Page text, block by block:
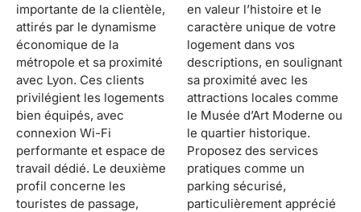
importante de la clientèle,
attirés par le dynamisme
économique de la
métropole et sa proximité
avec Lyon. Ces clients
privilégient les logements
bien équipés, avec
connexion Wi-Fi
performante et espace de
travail dédié. Le deuxième
profil concerne les
touristes de passage,
en valeur l’histoire et le
caractère unique de votre
logement dans vos
descriptions, en soulignant
sa proximité avec les
attractions locales comme
le Musée d’Art Moderne ou
le quartier historique.
Proposez des services
pratiques comme un
parking sécurisé,
particulièrement apprécié